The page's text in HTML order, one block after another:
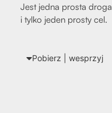
Jest jed­na pro­sta dro­ga
i tyl­ko jeden pro­sty cel.
Pobierz | wes­przyj